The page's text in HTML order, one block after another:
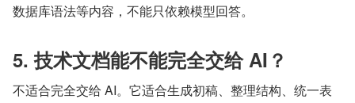
数据库语法等内容，不能只依赖模型回答。
5. 技术文档能不能完全交给 AI？
不适合完全交给 AI。它适合生成初稿、整理结构、统一表